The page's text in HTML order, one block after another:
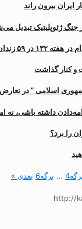
ایران بیرون راند
جنگ ژئوپلیتیک تبدیل
۵۹ زندان کشور
و کنار گذاشت
اسلامی ” در
داشته باشی، نه
را برد؟
4
… برگه6 بعدی »
http://